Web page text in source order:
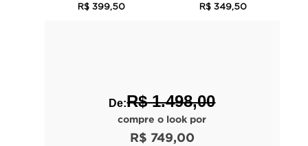
R$ 399,50 R$ 349,50
De:R$ 1.498,00
compre o look por
R$ 749,00